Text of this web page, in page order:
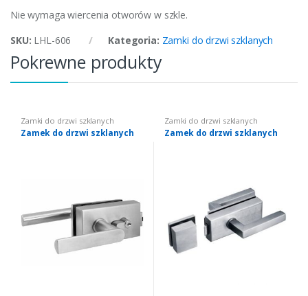
Nie wymaga wiercenia otworów w szkle.
SKU: LHL-606 Kategoria: Zamki do drzwi szklanych
Pokrewne produkty
Zamki do drzwi szklanych
Zamek do drzwi szklanych
Zamki do drzwi szklanych
Zamek do drzwi szklanych